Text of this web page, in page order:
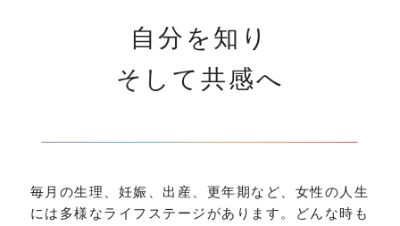
自分を知り
そして共感へ
毎月の生理、妊娠、出産、更年期など、女性の人生
には多様なライフステージがあります。どんな時も